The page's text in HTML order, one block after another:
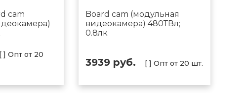
cam
[ ] Опт от 20
Board cam (модульная
видеокамера) 480ТВл;
0.8лк
3939 руб. [ ] Опт от 20 шт.